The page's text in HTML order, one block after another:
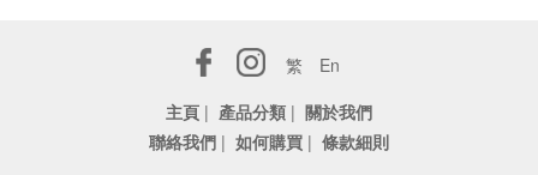
繁
En
主頁 | 產品分類 | 關於我們
聯絡我們 | 如何購買 | 條款細則